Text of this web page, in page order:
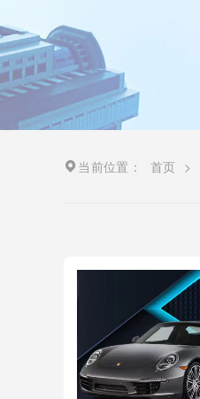
当前位置： 首页 >